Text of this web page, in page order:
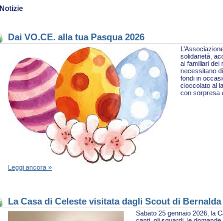
Notizie
Dai VO.CE. alla tua Pasqua 2026
solidarietà,
ai familiari dei
necessitano
fondi in
cioccolato al
con sorpresa
Leggi ancora »
La Casa di Celeste visitata dagli Scout di Bernalda
Sabato 25 gennaio 2026, la